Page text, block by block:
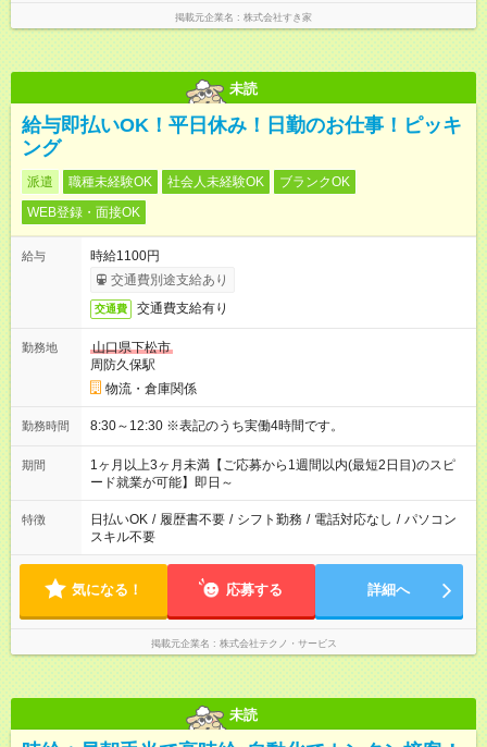
掲載元企業名 株式会社すき家
未読
給与即払いOK！平日休み！日勤のお仕事！ピッキ
ング
派遣 職種未経験OK 社会人未経験OK
ブランクOK
WEB登録・面接OK
給与
時給1100円
交通費別途支給あり
交通費 交通費支給有り
勤務地
山口県下松市
周防久保駅
物流・倉庫関係
勤務時間 8:30～12:30 ※表記のうち実働4時間です。
期間
1ヶ月以上3ヶ月未満【ご応募から1週間以内(最短2日目)のスピ
ード就業が可能】即日～
特徴 日払いOK / 履歴書不要 / シフト勤務 / 電話対応なし / パソコン
スキル不要
気になる！ 応募する 詳細へ
掲載元企業名 株式会社テクノ・サービス
未読